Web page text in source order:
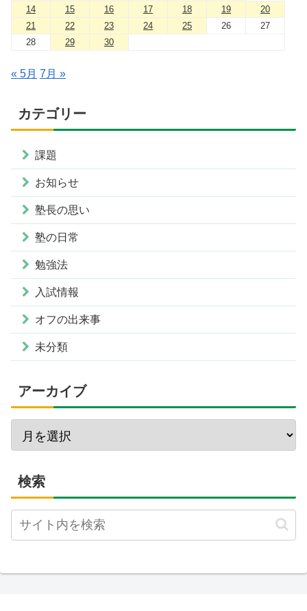
14
15 16 17 18 19
20
21
22 23 24 25 26
27
28
29 30
« 5月 7月 »
カテゴリー
課題
お知らせ
塾長の思い
塾の日常
勉強法
入試情報
オフの出来事
未分類
アーカイブ
検索